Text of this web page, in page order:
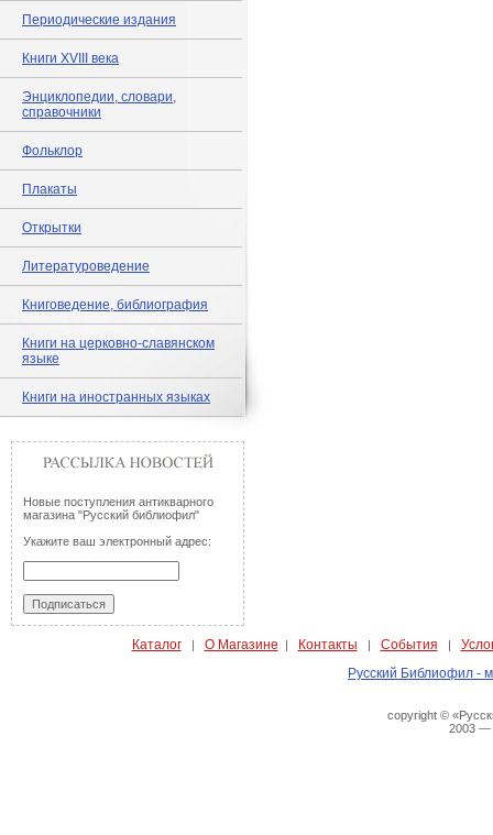
Периодические издания
Книги XVIII века
Энциклопедии, словари,
справочники
Фольклор
Плакаты
Открытки
Литературоведение
Книговедение, библиография
Книги на церковно-славянском
языке
Книги на иностранных языках
Новые поступления антикварного
магазина "Русский библиофил"
Укажите ваш электронный адрес:
Каталог| О Магазине | Контакты | События |
Русский Библиофил -
copyright ©
2003 —